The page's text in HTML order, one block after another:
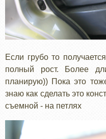
Если грубо то
полный рост. Более
планирую)) Пока это
знаю как сделать это
съемной - на петлях